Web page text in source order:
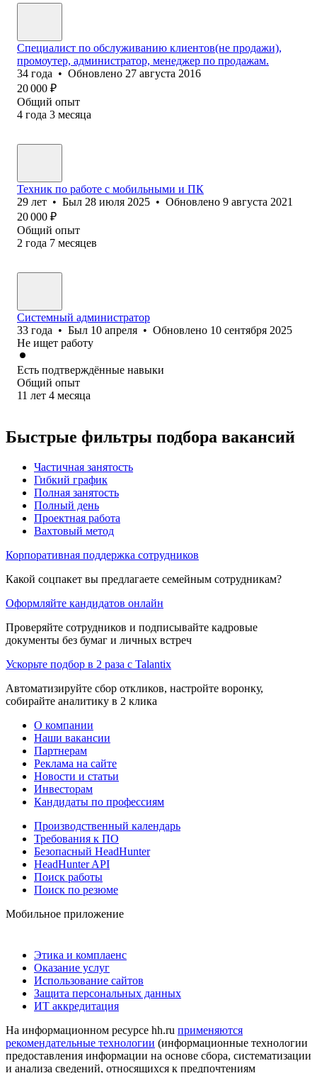
Специалист по обслуживанию клиентов(не продажи),
промоутер, администратор, менеджер по продажам.
34 года • Обновлено 27 августа 2016
20 000 ₽
Общий опыт
4 года 3 месяца
Техник по работе с мобильными и ПК
29 лет • Был 28 июля 2025 • Обновлено 9 августа 2021
20 000 ₽
Общий опыт
2 года 7 месяцев
Системный администратор
33 года • Был 10 апреля • Обновлено 10 сентября 2025
Не ищет работу
Есть подтверждённые навыки
Общий опыт
11 лет 4 месяца
Быстрые фильтры подбора вакансий
Частичная занятость
Гибкий график
Полная занятость
Полный день
Проектная работа
Вахтовый метод
Корпоративная поддержка сотрудников
Какой соцпакет вы предлагаете семейным сотрудникам?
Оформляйте кандидатов онлайн
Проверяйте сотрудников и подписывайте кадровые
документы без бумаг и личных встреч
Ускорьте подбор в 2 раза с Talantix
Автоматизируйте сбор откликов, настройте воронку,
собирайте аналитику в 2 клика
О компании
Наши вакансии
Партнерам
Реклама на сайте
Новости и статьи
Инвесторам
Кандидаты по профессиям
Производственный календарь
Требования к ПО
Безопасный HeadHunter
HeadHunter API
Поиск работы
Поиск по резюме
Мобильное приложение
Этика и комплаенс
Оказание услуг
Использование сайтов
Защита персональных данных
ИТ аккредитация
На информационном ресурсе hh.ru применяются
рекомендательные технологии (информационные технологии
предоставления информации на основе сбора, систематизации
и анализа сведений, относящихся к предпочтениям